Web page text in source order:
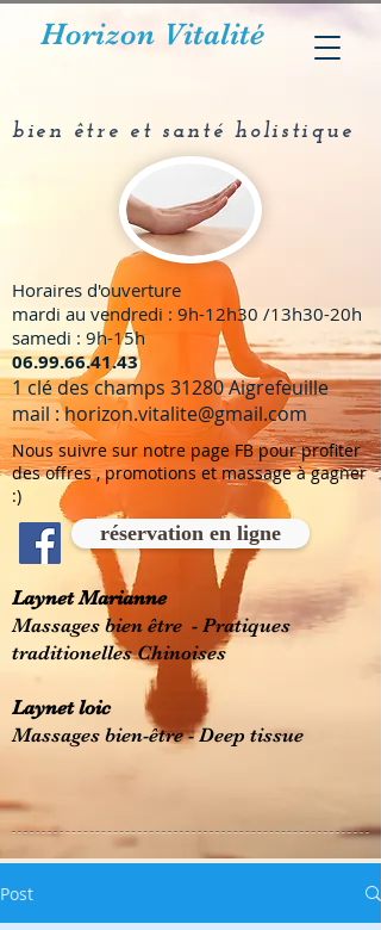
Horizon Vitalité
bien être et santé holistique
Horaires d'ouverture
mardi au vendredi : 9h-12h30 /13h30-20h
samedi : 9h-15h
​06.99.66.41.43
1 clé des champs 31280 Aigrefeuille
mail :horizon.vitalite@gmail.com
Nous suivre sur notre page FB pour profiter
des offres , promotions et massage à gagner
:)
réservation en ligne
Laynet Marianne
Massages bien être - Pratiques
traditionelles Chinoises
Laynet loic
Massages bien-être - Deep tissue
Post